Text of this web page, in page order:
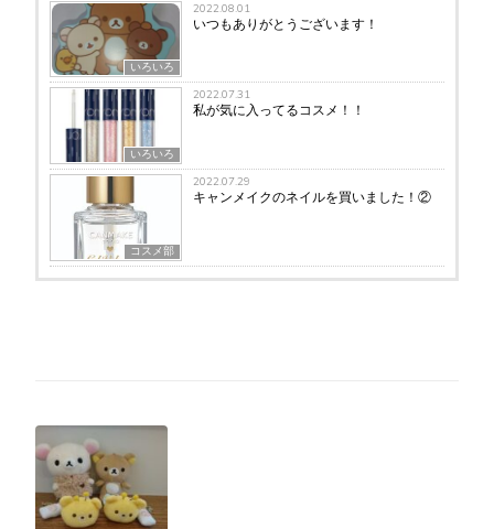
いろいろ
2022.08.01
いつもありがとうございます！
いろいろ
2022.07.31
私が気に入ってるコスメ！！
コスメ部
2022.07.29
キャンメイクのネイルを買いました！②